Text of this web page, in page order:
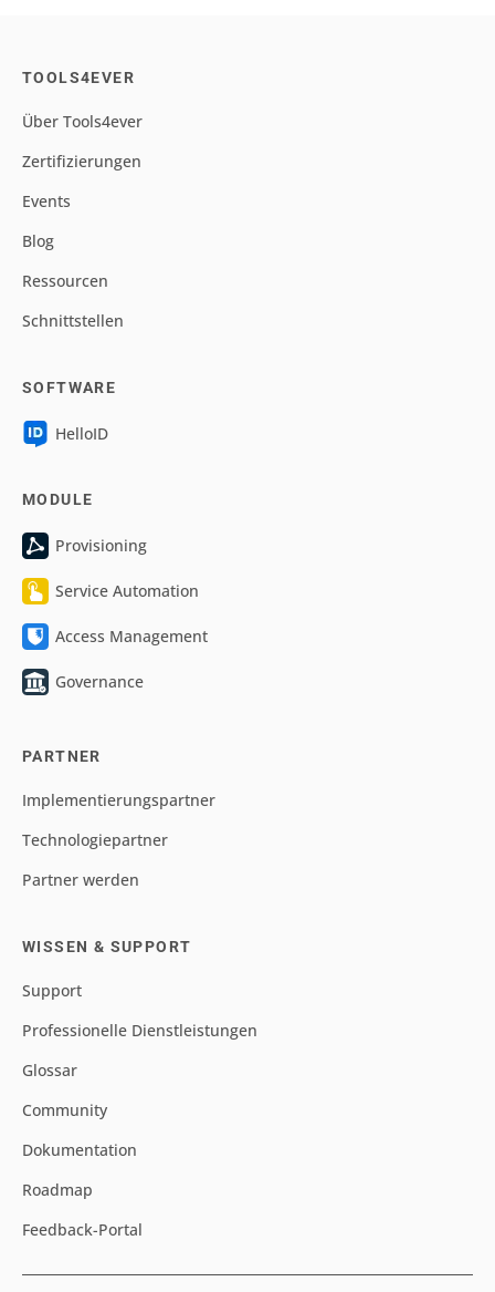
TOOLS4EVER
Über Tools4ever
Zertifizierungen
Events
Blog
Ressourcen
Schnittstellen
SOFTWARE
HelloID
MODULE
Provisioning
Service Automation
Access Management
Governance
PARTNER
Implementierungspartner
Technologiepartner
Partner werden
WISSEN & SUPPORT
Support
Professionelle Dienstleistungen
Glossar
Community
Dokumentation
Roadmap
Feedback-Portal